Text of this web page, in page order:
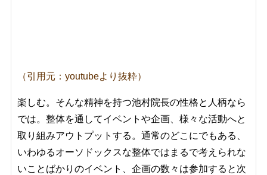
（引用元：youtubeより抜粋）
楽しむ。そんな精神を持つ池村院長の性格と人柄なら
では。整体を通してイベントや企画、様々な活動へと
取り組みアウトプットする。通常のどこにでもある、
いわゆるオーソドックスな整体ではまるで考えられな
いことばかりのイベント、企画の数々は参加すると次